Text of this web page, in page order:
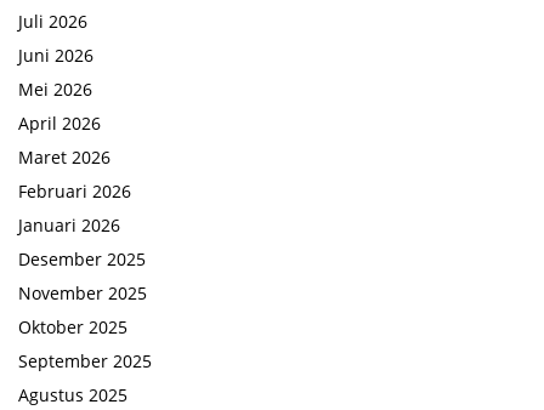
Juli 2026
Juni 2026
Mei 2026
April 2026
Maret 2026
Februari 2026
Januari 2026
Desember 2025
November 2025
Oktober 2025
September 2025
Agustus 2025